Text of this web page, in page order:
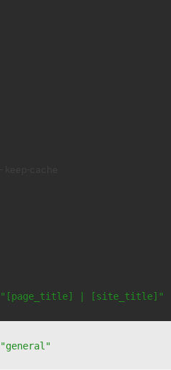
"[page_title] | [site_title]"
"general"